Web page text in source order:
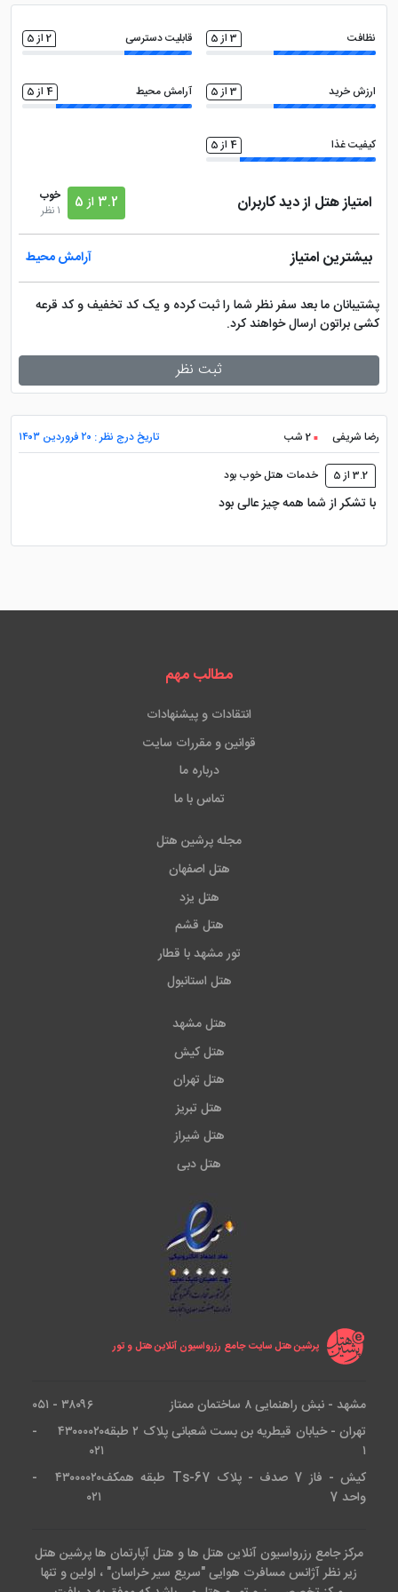
روم سرویس 24 ساعته کافی نت
اتاق چمدان
سشوار دستگاه ATM
سالن همایش
نظافت 3 از 5 قابلیت دسترسی 2 از 5
ارزش خرید 3 از 5 آرامش محیط 4 از 5
کیفیت غذا 4 از 5
امتیاز هتل از دید کاربران 3.2 از 5
خوب
1 نظر
بیشترین امتیاز آرامش محیط
پشتیبانان ما بعد سفر نظر شما را ثبت کرده و یک کد تخفیف و کد قرعه
کشی براتون ارسال خواهند کرد.
ثبت نظر
رضا شریفی 2 شب تاریخ درج نظر : ۲۰ فروردین ۱۴۰۳
3.2 از 5 خدمات هتل خوب بود
با تشکر از شما همه چیز عالی بود
مطالب مهم
انتقادات و پیشنهادات
قوانین و مقررات سایت
درباره ما
تماس با ما
مجله پرشین هتل
هتل اصفهان
هتل یزد
هتل قشم
تور مشهد با قطار
هتل استانبول
هتل مشهد
هتل کیش
هتل تهران
هتل تبریز
هتل شیراز
هتل دبی
پرشین هتل سایت جامع رزرواسیون آنلاین هتل و تور
مشهد - نبش راهنمایی ۸ ساختمان ممتاز
۳۸۰۹۶ - ۰۵۱
تهران - خیابان قیطریه بن بست شعبانی پلاک ۲ طبقه
۱
۴۳۰۰۰۰۲۰ -
۰۲۱
کیش - فاز 7 صدف - پلاک Ts-67 طبقه همکف
واحد 7
۴۳۰۰۰۰۲۰ -
۰۲۱
مرکز جامع رزرواسیون آنلاین هتل ها و هتل آپارتمان ها پرشین هتل
زیر نظر آژانس مسافرت هوایی "سریع سیر خراسان" ، اولین و تنها